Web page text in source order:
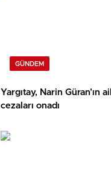
GÜNDEM
Yargıtay, Narin Güran’ın
cezaları onadı